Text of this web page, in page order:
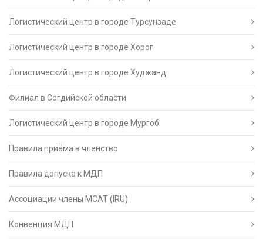
Логистический центр в городе Турсунзаде
Логистический центр в городе Хорог
Логистический центр в городе Худжанд
Филиал в Согдийской области
Логистический центр в городе Мургоб
Правила приёма в членство
Правила допуска к МДП
Ассоциации члены МСАТ (IRU)
Конвенция МДП